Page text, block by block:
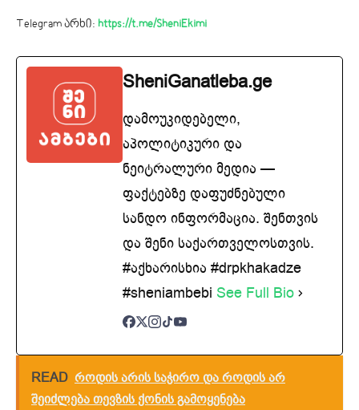
Telegram არხი: https://t.me/SheniEkimi
SheniGanatleba.ge
დამოუკიდებელი,
აპოლიტიკური და
ნეიტრალური მედია —
ფაქტებზე დაფუძნებული
სანდო ინფორმაცია. შენთვის
და შენი საქართველოსთვის.
#აქხარისხია #drpkhakadze
#sheniambebi See Full Bio
READ როდის არის საჭირო და როდის არ
შეიძლება თევზის ქონის გამოყენება